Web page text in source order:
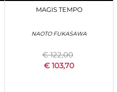
MAGIS TEMPO
NAOTO FUKASAWA
€ 122,00
€ 103,70